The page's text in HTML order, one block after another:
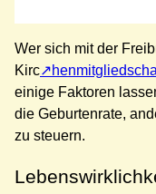
Wer sich mit der
Kirc
einige Faktoren
die Geburtenrate,
zu steuern.